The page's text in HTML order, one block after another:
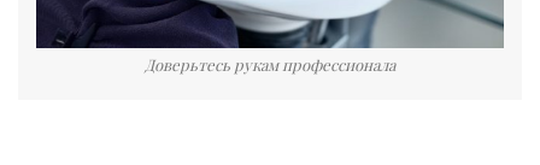
Доверьтесь рукам профессионала